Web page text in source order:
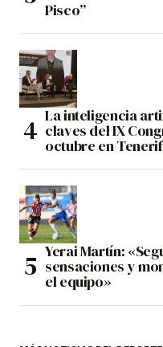
Pisco”
La inteligencia
claves del IX
octubre en
Yerai Martín:
sensaciones y
el equipo»